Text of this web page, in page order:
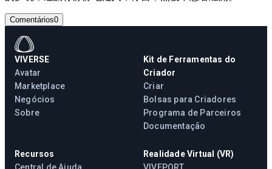
Comentários0
VIVERSE
Avatar
Marketplace
Negócios
Sobre
Kit de Ferramentas do
Criador
Criar
Bolsas para Criadores
Programa de Parceiros
Documentação
Recursos
Realidade Virtual (VR)